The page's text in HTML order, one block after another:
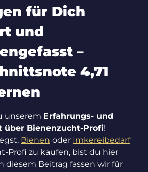
für Dich
und
–
4,71
unserem Erfahrungs- und
über Bienenzucht-Profi!
Bienen oder Imkereibedarf
Profi zu kaufen, bist du hier
diesem Beitrag fassen wir für